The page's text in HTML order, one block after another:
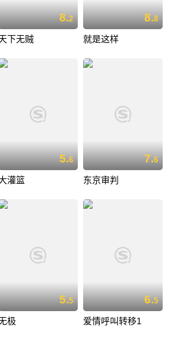
8.2
下无贼
8.8
就是这样
5.6
灌篮
7.6
东京审判
5.5
极
6.5
爱情呼叫转移1